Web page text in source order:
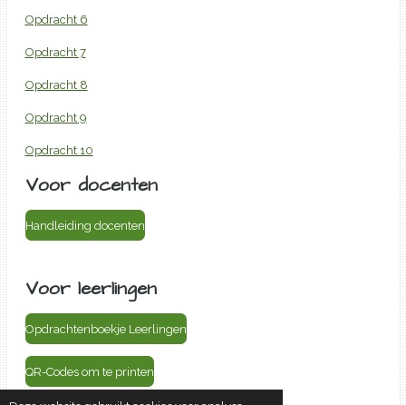
Opdracht 6
Opdracht 7
Opdracht 8
Opdracht 9
Opdracht 10
Voor docenten
Handleiding docenten
Voor leerlingen
Opdrachtenboekje Leerlingen
QR-Codes om te printen